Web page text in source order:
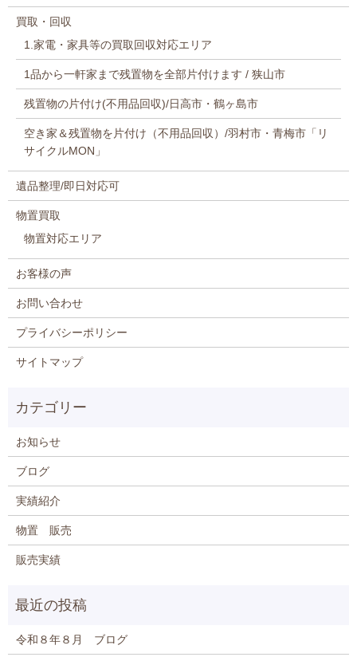
買取・回収
1.家電・家具等の買取回収対応エリア
1品から一軒家まで残置物を全部片付けます / 狭山市
残置物の片付け(不用品回収)/日高市・鶴ヶ島市
空き家＆残置物を片付け（不用品回収）/羽村市・青梅市「リ
サイクルMON」
遺品整理/即日対応可
物置買取
物置対応エリア
お客様の声
お問い合わせ
プライバシーポリシー
サイトマップ
お知らせ
ブログ
実績紹介
物置 販売
販売実績
令和８年８月 ブログ